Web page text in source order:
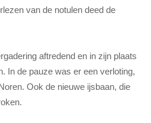
van de notulen deed de
aftredend en in zijn plaats
In de pauze was er een verloting,
Ook de nieuwe ijsbaan, die